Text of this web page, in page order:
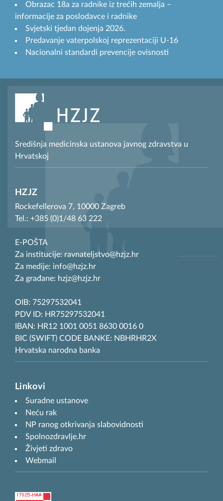
Obrazac 18a za radnike iz trećih zemalja –
informacije za poslodavce i radnike
Svjetski tjedan dojenja 2026.
Predavanje vaterpolskoj reprezentaciji U-16
Nacionalni standardi prevencije ovisnosti
Središnja medicinska ustanova javnog zdravstva u
Hrvatskoj
HZJZ
Rockefellerova 7, 10000 Zagreb
Tel.: +385 (0)1/48 63 222
E-POŠTA
Za institucije: ravnateljstvo@hzjz.hr
Za medije: info@hzjz.hr
Za građane: hzjz@hzjz.hr
OIB: 75297532041
PDV ID: HR75297532041
IBAN: HR12 1001 0051 8630 0016 0
BIC (SWIFT) CODE BANKE: NBHRHR2X
Hrvatska narodna banka
Linkovi
Suradne ustanove
Neću rak
NP ranog otkrivanja slabovidnosti
Spolnozdravlje.hr
Živjeti zdravo
Webmail